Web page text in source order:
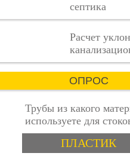
пошаговая
септика
Расчет
ОПРОС
Трубы из какого
используете для
ВариантыПЛАСТИК